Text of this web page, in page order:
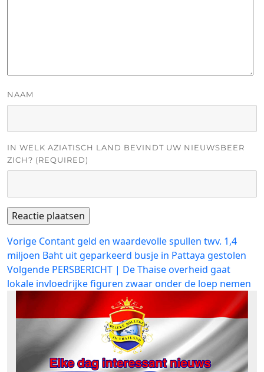
NAAM
IN WELK AZIATISCH LAND BEVINDT UW NIEUWSBEER
ZICH? (REQUIRED)
Bericht
navigatie
Vorige Vorig
bericht:
Contant geld en waardevolle spullen twv. 1,4
miljoen Baht uit geparkeerd busje in Pattaya gestolen
Volgende Volgend
bericht:
PERSBERICHT | De Thaise overheid gaat
lokale invloedrijke figuren zwaar onder de loep nemen